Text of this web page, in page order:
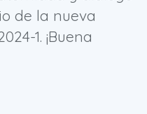
de la nueva
1. ¡Buena